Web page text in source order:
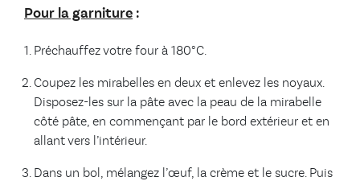
Pour la garniture :
Préchauffez votre four à 180°C.
Coupez les mirabelles en deux et enlevez les noyaux.
Disposez-les sur la pâte avec la peau de la mirabelle
côté pâte, en commençant par le bord extérieur et en
allant vers l’intérieur.
Dans un bol, mélangez l’œuf, la crème et le sucre. Puis